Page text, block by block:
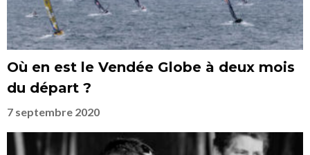
Où en est le Vendée Globe à deux mois
du départ ?
7 septembre 2020